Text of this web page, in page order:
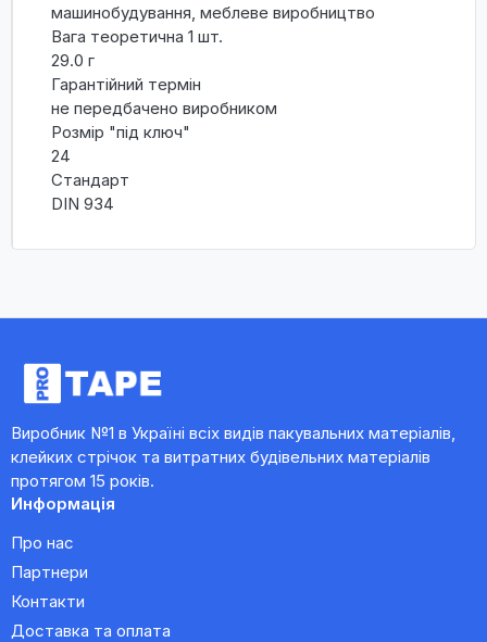
машинобудування, меблеве виробництво
Вага теоретична 1 шт.
29.0 г
Гарантійний термін
не передбачено виробником
Розмір "під ключ"
24
Стандарт
DIN 934
Виробник №1 в Україні всіх видів пакувальних матеріалів,
клейких стрічок та витратних будівельних матеріалів
протягом 15 років.
Информація
Про нас
Партнери
Контакти
Доставка та оплата